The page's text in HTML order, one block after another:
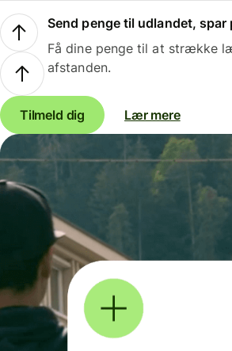
Send penge til udlandet, spar
Få dine penge til at strække
afstanden.
Tilmeld dig Lær mere